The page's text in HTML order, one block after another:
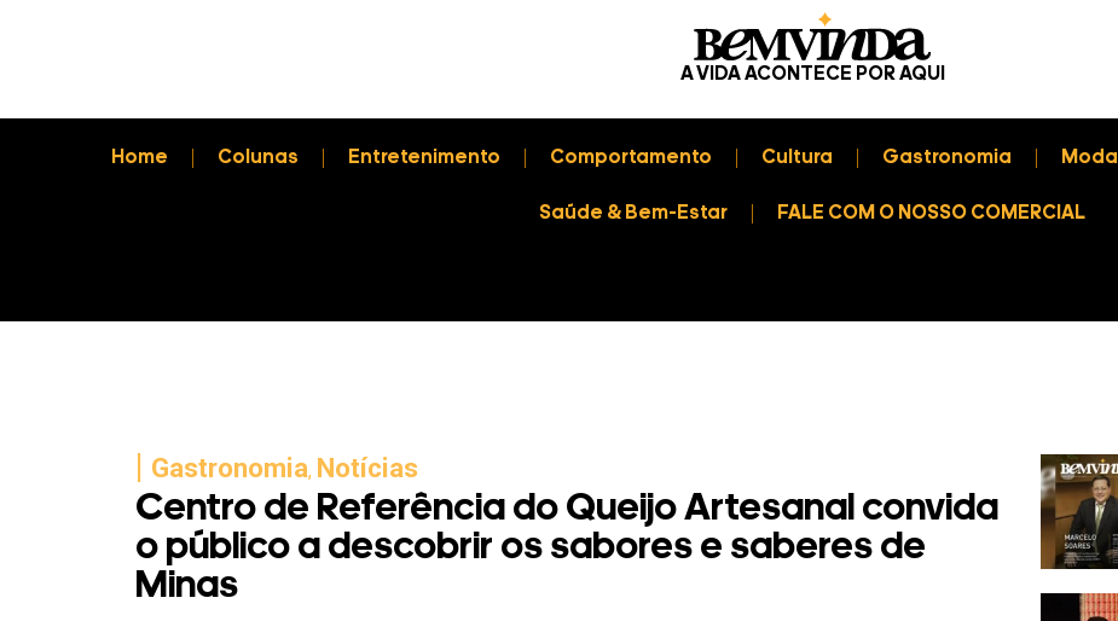
A VIDA ACONTECE POR AQUI
Home Colunas Entretenimento Comportamento Cultura Gastronomia Moda
Saúde & Bem-Estar FALE COM O NOSSO COMERCIAL
| Gastronomia, Notícias
Centro de Referência do Queijo Artesanal convida
o público a descobrir os sabores e saberes de
Minas